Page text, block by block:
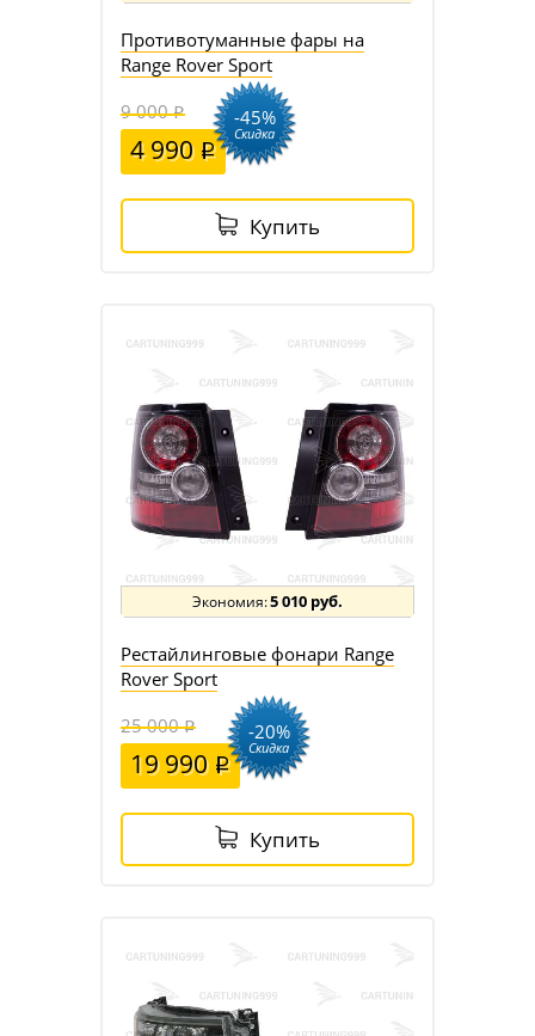
Противотуманные фары на
Range Rover Sport
9 000
4 990
-45%
Скидка
Купить
5 010 руб.
Рестайлинговые фонари Range
Rover Sport
25 000
19 990
-20%
Скидка
Купить